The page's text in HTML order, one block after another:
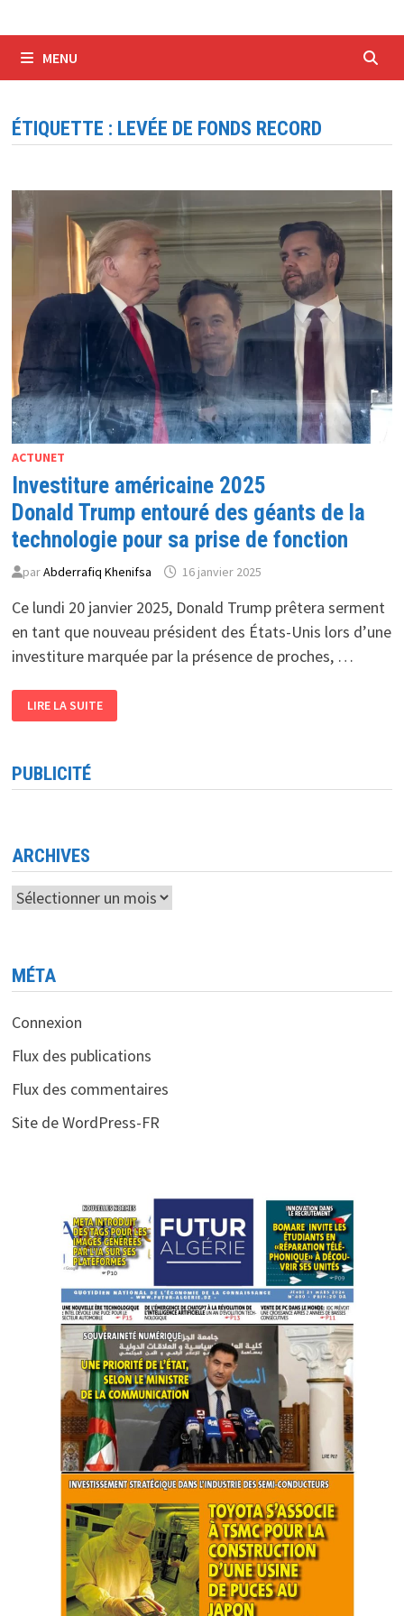
MENU
ÉTIQUETTE : LEVÉE DE FONDS RECORD
ACTUNET
Investiture américaine 2025
Donald Trump entouré des géants de la
technologie pour sa prise de fonction
parAbderrafiq Khenifsa 16 janvier 2025
Ce lundi 20 janvier 2025, Donald Trump prêtera serment
en tant que nouveau président des États-Unis lors d’une
investiture marquée par la présence de proches, …
AMÉRICAINE
2025
DES
GÉANTS
SA
PRISE
DE
FONCTION
LIRE LA SUITE
PUBLICITÉ
ARCHIVES
Archives
MÉTA
Connexion
Flux des publications
Flux des commentaires
Site de WordPress-FR